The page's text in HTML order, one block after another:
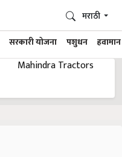
सरकारी योजना पशुधन हवामान
मराठी